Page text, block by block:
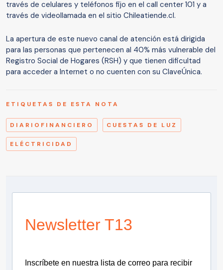
través de celulares y teléfonos fijo en el call center 101 y a
través de videollamada en el sitio Chileatiende.cl.
La apertura de este nuevo canal de atención está dirigida
para las personas que pertenecen al 40% más vulnerable del
Registro Social de Hogares (RSH) y que tienen dificultad
para acceder a Internet o no cuenten con su ClaveÚnica.
ETIQUETAS DE ESTA NOTA
DIARIOFINANCIERO CUESTAS DE LUZ
ELÉCTRICIDAD
Newsletter T13
Inscríbete en nuestra lista de correo para recibir